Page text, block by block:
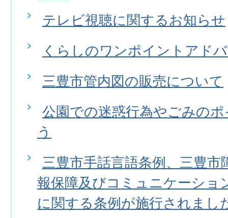
テレビ視聴に関するお知らせ
くらしのワンポイントアド
三豊市管内図の販売について
公園での迷惑行為やごみの
う
三豊市手話言語条例、三豊
報保障及びコミュニケーショ
に関する条例が施行されまし